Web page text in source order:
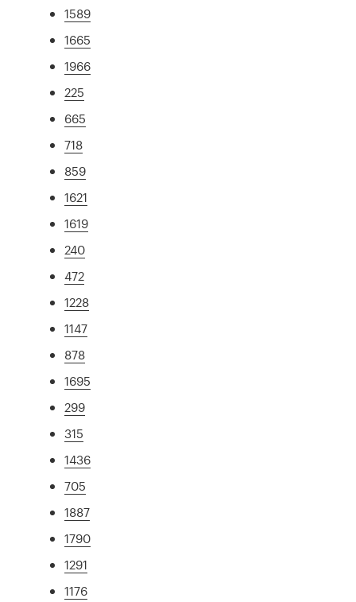
1589
1665
1966
225
665
718
859
1621
1619
240
472
1228
1147
878
1695
299
315
1436
705
1887
1790
1291
1176